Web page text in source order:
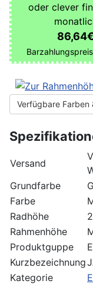
oder clever
Verfügbare Farben
Versand
Grundfarbe
Farbe
Radhöhe
Rahmenhöhe
Produktguppe
Kurzbezeichnung
Kategorie